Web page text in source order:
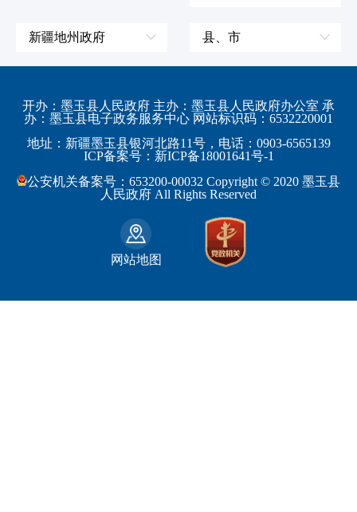
国防部
教育部
工业和信息化部
监察部
民政部
江苏省
浙江省
安徽省
福建省
新疆地州政府
伊犁哈萨克自治州
阿勒泰地区
博尔塔拉蒙古自治州
吐鲁番地区
巴音郭楞蒙古自治州
哈密地区
县、市
皮山县
策勒县
民丰县
和田市
开办：墨玉县人民政府 主办：墨玉县人民政府办公室 承
办：墨玉县电子政务服务中心 网站标识码：6532220001
地址：新疆墨玉县银河北路11号，电话：0903-6565139
ICP备案号：新ICP备18001641号-1
公安机关备案号：653200-00032 Copyright © 2020 墨玉县
人民政府 All Rights Reserved
网站地图